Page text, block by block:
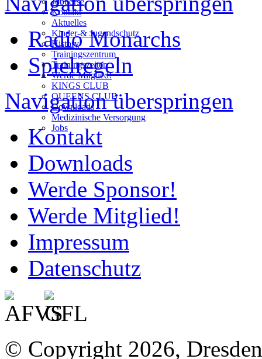
Kontakt
Aktuelles
Kinder-& Jugendschutz
History
Trainingszentrum
Trainingszeiten
Werde Mitglied!
KINGS CLUB
QUEENS CLUB
Downloads
Medizinische Versorgung
Jobs
Radio Monarchs
Spielregeln
Navigation überspringen
Kontakt
Downloads
Werde Sponsor!
Werde Mitglied!
Impressum
Datenschutz
© Copyright 2026,